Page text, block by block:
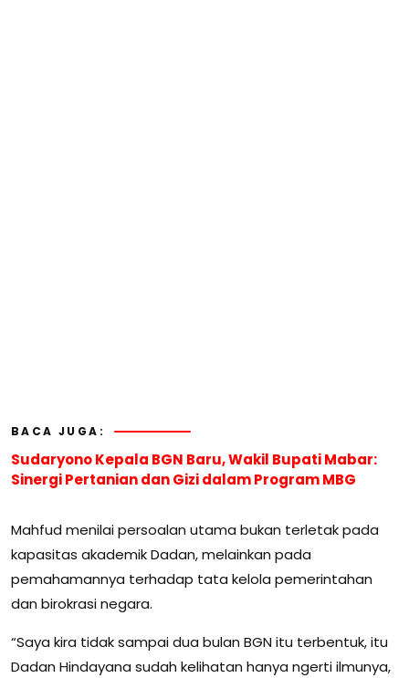
BACA JUGA:
Sudaryono Kepala BGN Baru, Wakil Bupati Mabar:
Sinergi Pertanian dan Gizi dalam Program MBG
Mahfud menilai persoalan utama bukan terletak pada
kapasitas akademik Dadan, melainkan pada
pemahamannya terhadap tata kelola pemerintahan
dan birokrasi negara.
“Saya kira tidak sampai dua bulan BGN itu terbentuk, itu
Dadan Hindayana sudah kelihatan hanya ngerti ilmunya,